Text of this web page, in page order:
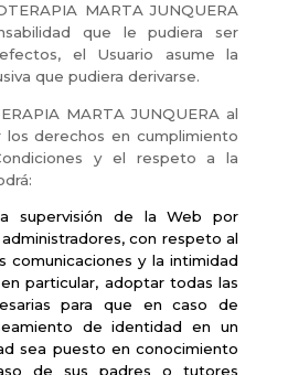
MARTA JUNQUERA
que le pudiera ser
el Usuario asume la
que pudiera derivarse.
MARTA JUNQUERA al
derechos en cumplimiento
y el respeto a la
supervisión de la Web por
con respeto al
comunicaciones y la intimidad
particular, adoptar todas las
para que en caso de
de identidad en un
sea puesto en conocimiento
de sus padres o tutores